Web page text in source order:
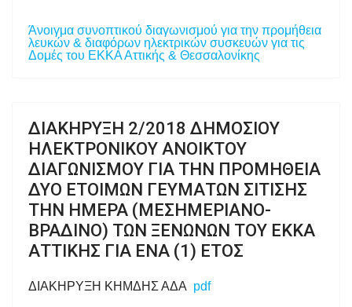
Άνοιγμα συνοπτικού διαγωνισμού για την προμήθεια
λευκών & διαφόρων ηλεκτρικών συσκευών για τις
Δομές του ΕΚΚΑ Αττικής & Θεσσαλονίκης
ΔΙΑΚΗΡΥΞΗ 2/2018 ΔΗΜΟΣΙΟΥ
ΗΛΕΚΤΡΟΝΙΚΟΥ ΑΝΟΙΚΤΟΥ
ΔΙΑΓΩΝΙΣΜΟΥ ΓΙΑ ΤΗΝ ΠΡΟΜΗΘΕΙΑ
ΔΥΟ ΕΤΟΙΜΩΝ ΓΕΥΜΑΤΩΝ ΣΙΤΙΣΗΣ
ΤΗΝ ΗΜΕΡΑ (ΜΕΣΗΜΕΡΙΑΝΟ-
ΒΡΑΔΙΝΟ) ΤΩΝ ΞΕΝΩΝΩΝ ΤΟΥ ΕΚΚΑ
ΑΤΤΙΚΗΣ ΓΙΑ ΕΝΑ (1) ΕΤΟΣ
ΔΙΑΚΗΡΥΞΗ ΚΗΜΔΗΣ ΑΔΑ pdf